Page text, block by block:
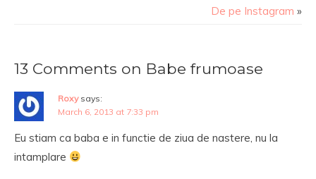
De pe Instagram »
13 Comments on Babe frumoase
Roxy says:
March 6, 2013 at 7:33 pm
Eu stiam ca baba e in functie de ziua de nastere, nu la
intamplare